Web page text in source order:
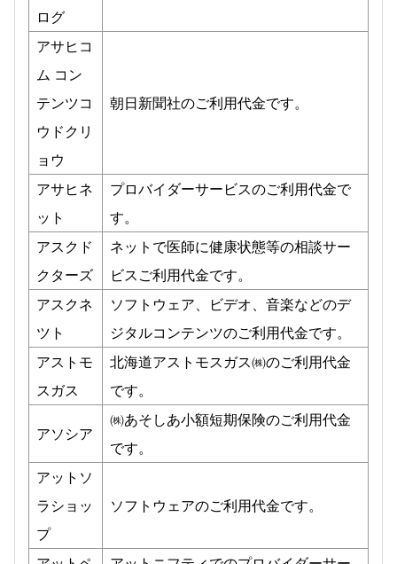
ログ
アサヒコ
ム コン
テンツコ
ウドクリ
ョウ
朝日新聞社のご利用代金です。
アサヒネ
ット
プロバイダーサービスのご利用代金で
す。
アスクド
クターズ
ネットで医師に健康状態等の相談サー
ビスご利用代金です。
アスクネ
ツト
ソフトウェア、ビデオ、音楽などのデ
ジタルコンテンツのご利用代金です。
アストモ
スガス
北海道アストモスガス㈱のご利用代金
です。
アソシア
㈱あそしあ小額短期保険のご利用代金
です。
アットソ
ラショッ
プ
ソフトウェアのご利用代金です。